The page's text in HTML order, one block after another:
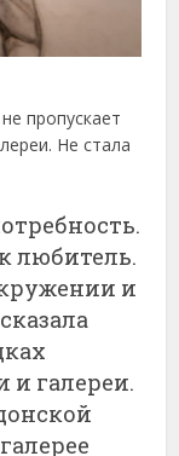
пропускает
Не стала
любитель.
и
и галереи.